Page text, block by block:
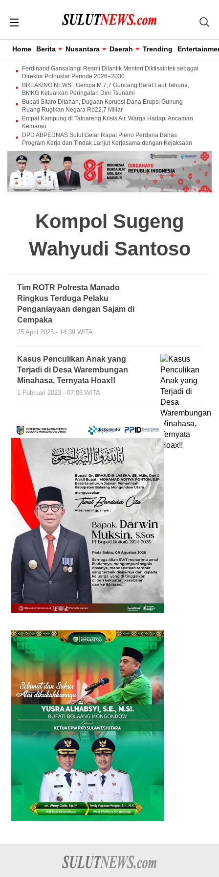
Home Berita Nusantara Daerah Trending
Ferdinand Gansalangi Resmi Dilantik Menteri Diktisaintek sebagai
Direktur Polnustar Periode 2026–2030
BREAKING NEWS : Gempa M 7,7 Guncang Barat Laut Tahuna,
BMKG Keluarkan Peringatan Dini Tsunami
Bupati Sitaro Ditahan, Dugaan Korupsi Dana Erupsi Gunung
Ruang Rugikan Negara Rp22,7 Miliar
Empat Kampung di Tatoareng Krisis Air, Warga Hadapi Ancaman
Kemarau
DPD ABPEDNAS Sulut Gelar Rapat Pleno Perdana Bahas
Program Kerja dan Tindak Lanjut Kerjasama dengan Kejaksaan
Kompol Sugeng
Wahyudi Santoso
Tim ROTR Polresta Manado
Ringkus Terduga Pelaku
Penganiayaan dengan Sajam di
Cempaka
25 April 2023 - 14:39 WITA
Kasus Penculikan Anak yang
Terjadi di Desa Warembungan
Minahasa, Ternyata Hoax!!
1 Februari 2023 - 07:06 WITA